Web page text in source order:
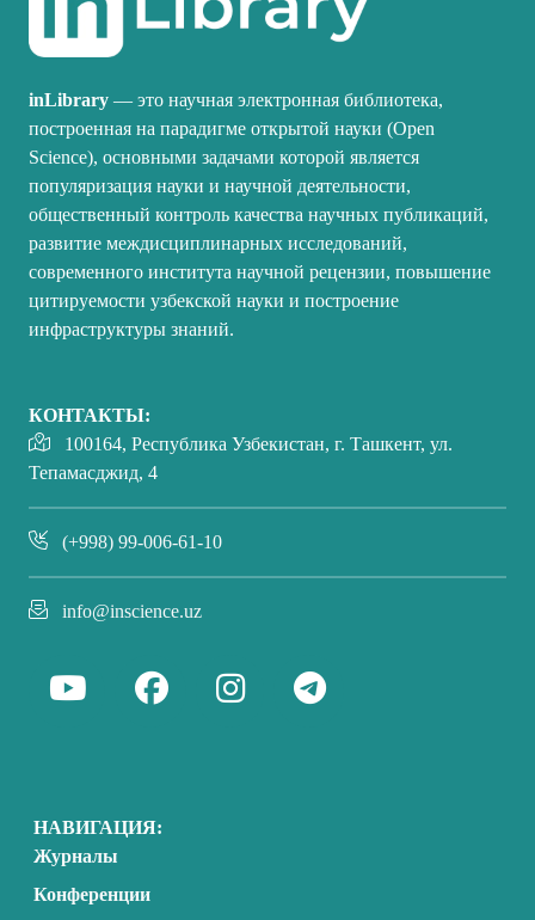
inLibrary — это научная электронная библиотека,
построенная на парадигме открытой науки (Open
Science), основными задачами которой является
популяризация науки и научной деятельности,
общественный контроль качества научных публикаций,
развитие междисциплинарных исследований,
современного института научной рецензии, повышение
цитируемости узбекской науки и построение
инфраструктуры знаний.
КОНТАКТЫ:
100164, Республика Узбекистан, г. Ташкент, ул.
Тепамасджид, 4
(+998) 99-006-61-10
info@inscience.uz
НАВИГАЦИЯ:
Журналы
Конференции